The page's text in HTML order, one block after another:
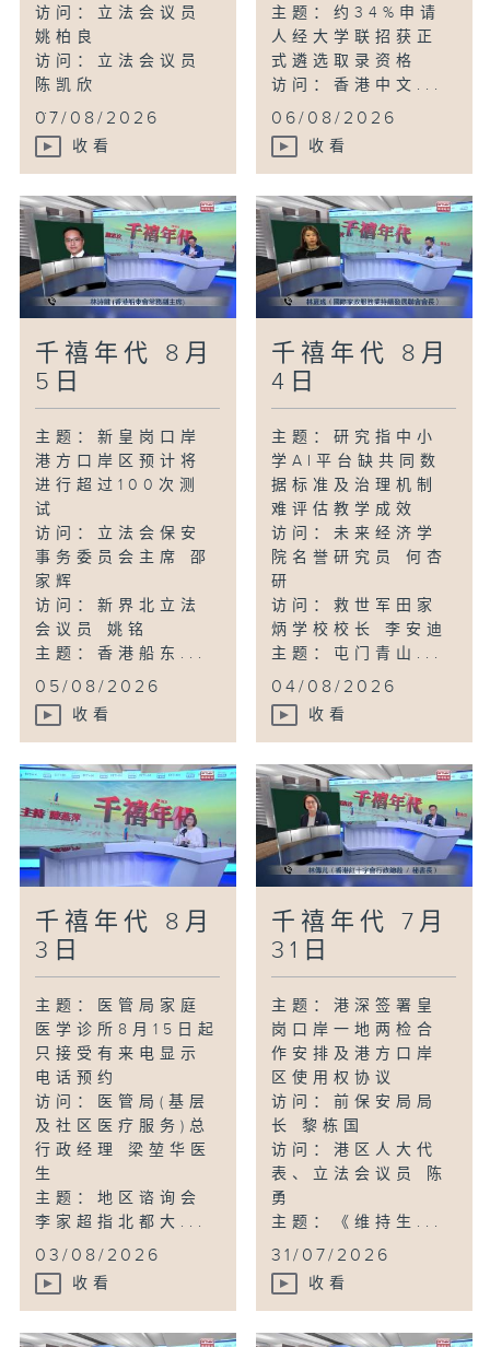
访问：立法会议员
姚柏良
访问：立法会议员
陈凯欣
...
07/08/2026
收看
主题：约34%申请
人经大学联招获正
式遴选取录资格
访问：香港中文...
06/08/2026
收看
千禧年代 8月
5日
主题：新皇岗口岸
港方口岸区预计将
进行超过100次测
试
访问：立法会保安
事务委员会主席 邵
家辉
访问：新界北立法
会议员 姚铭
主题：香港船东...
05/08/2026
收看
千禧年代 8月
4日
主题：研究指中小
学AI平台缺共同数
据标准及治理机制
难评估教学成效
访问：未来经济学
院名誉研究员 何杏
研
访问：救世军田家
炳学校校长 李安迪
主题：屯门青山...
04/08/2026
收看
千禧年代 8月
3日
主题：医管局家庭
医学诊所8月15日起
只接受有来电显示
电话预约
访问：医管局(基层
及社区医疗服务)总
行政经理 梁堃华医
生
主题：地区谘询会
李家超指北都大...
03/08/2026
收看
千禧年代 7月
31日
主题：港深签署皇
岗口岸一地两检合
作安排及港方口岸
区使用权协议
访问：前保安局局
长 黎栋国
访问：港区人大代
表、立法会议员 陈
勇
主题：《维持生...
31/07/2026
收看